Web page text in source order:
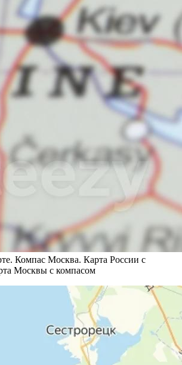
Компас Москва. Карта России с
Москвы с компасом